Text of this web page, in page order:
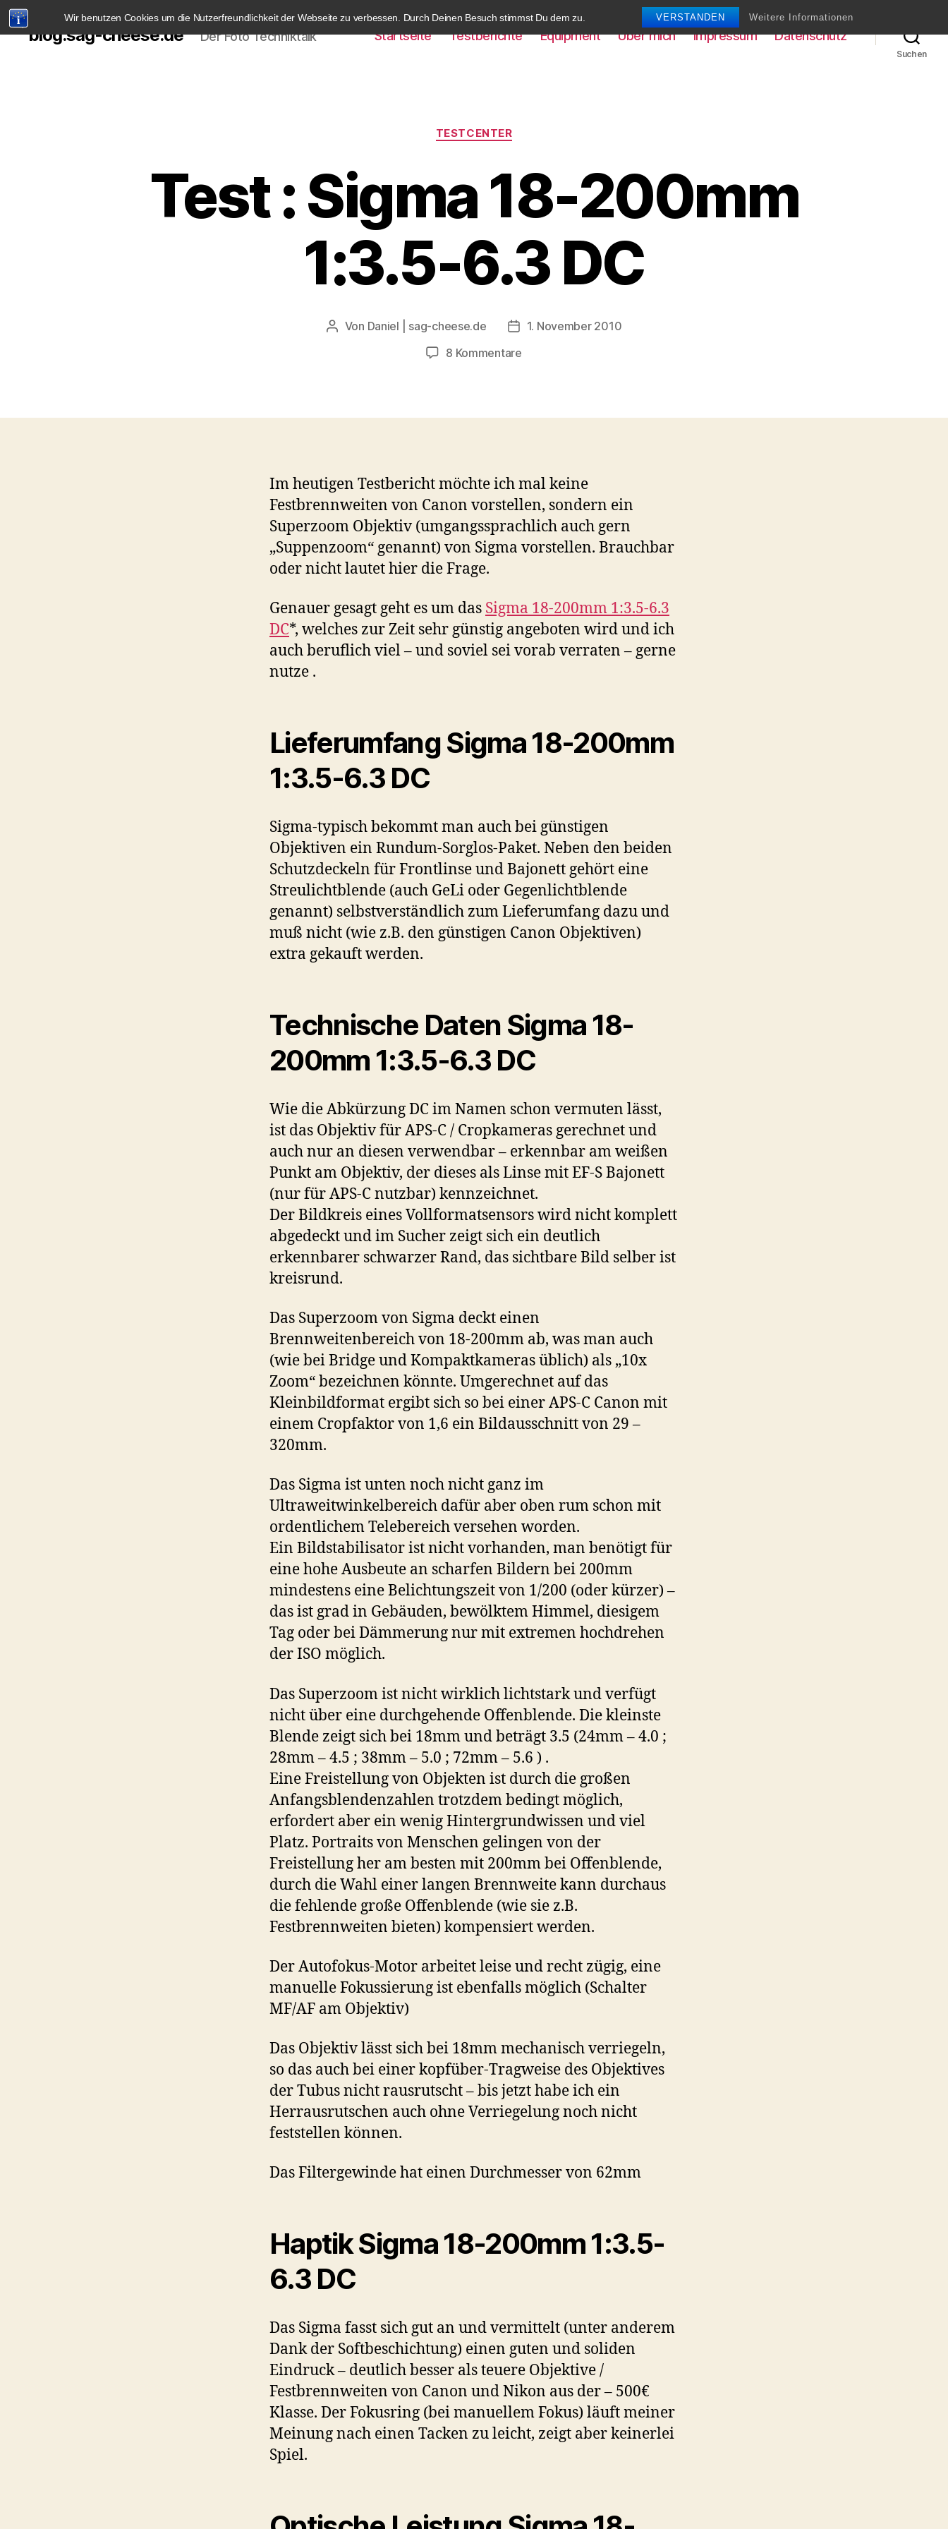
Wir benutzen Cookies um die Nutzerfreundlichkeit der Webseite zu verbessen. Durch Deinen Besuch stimmst Du dem zu. VERSTANDEN Weitere Informationen
blog.sag-cheese.de Der Foto Techniktalk Startseite Testberichte Equipment Über mich Impressum Datenschutz
Suchen
Kategorien
TESTCENTER
Test : Sigma 18-200mm
1:3.5-6.3 DC
Beitragsautor
Von Daniel | sag-cheese.de Beitragsdatum
1. November 2010
8 Kommentarezu
18-
DC
Im heutigen Testbericht möchte ich mal keine
Festbrennweiten von Canon vorstellen, sondern ein
Superzoom Objektiv (umgangssprachlich auch gern
„Suppenzoom“ genannt) von Sigma vorstellen. Brauchbar
oder nicht lautet hier die Frage.
Genauer gesagt geht es um das Sigma 18-200mm 1:3.5-6.3
DC*, welches zur Zeit sehr günstig angeboten wird und ich
auch beruflich viel – und soviel sei vorab verraten – gerne
nutze .
Lieferumfang Sigma 18-200mm
1:3.5-6.3 DC
Sigma-typisch bekommt man auch bei günstigen
Objektiven ein Rundum-Sorglos-Paket. Neben den beiden
Schutzdeckeln für Frontlinse und Bajonett gehört eine
Streulichtblende (auch GeLi oder Gegenlichtblende
genannt) selbstverständlich zum Lieferumfang dazu und
muß nicht (wie z.B. den günstigen Canon Objektiven)
extra gekauft werden.
Technische Daten Sigma 18-
200mm 1:3.5-6.3 DC
Wie die Abkürzung DC im Namen schon vermuten lässt,
ist das Objektiv für APS-C / Cropkameras gerechnet und
auch nur an diesen verwendbar – erkennbar am weißen
Punkt am Objektiv, der dieses als Linse mit EF-S Bajonett
(nur für APS-C nutzbar) kennzeichnet.
Der Bildkreis eines Vollformatsensors wird nicht komplett
abgedeckt und im Sucher zeigt sich ein deutlich
erkennbarer schwarzer Rand, das sichtbare Bild selber ist
kreisrund.
Das Superzoom von Sigma deckt einen
Brennweitenbereich von 18-200mm ab, was man auch
(wie bei Bridge und Kompaktkameras üblich) als „10x
Zoom“ bezeichnen könnte. Umgerechnet auf das
Kleinbildformat ergibt sich so bei einer APS-C Canon mit
einem Cropfaktor von 1,6 ein Bildausschnitt von 29 –
320mm.
Das Sigma ist unten noch nicht ganz im
Ultraweitwinkelbereich dafür aber oben rum schon mit
ordentlichem Telebereich versehen worden.
Ein Bildstabilisator ist nicht vorhanden, man benötigt für
eine hohe Ausbeute an scharfen Bildern bei 200mm
mindestens eine Belichtungszeit von 1/200 (oder kürzer) –
das ist grad in Gebäuden, bewölktem Himmel, diesigem
Tag oder bei Dämmerung nur mit extremen hochdrehen
der ISO möglich.
Das Superzoom ist nicht wirklich lichtstark und verfügt
nicht über eine durchgehende Offenblende. Die kleinste
Blende zeigt sich bei 18mm und beträgt 3.5 (24mm – 4.0 ;
28mm – 4.5 ; 38mm – 5.0 ; 72mm – 5.6 ) .
Eine Freistellung von Objekten ist durch die großen
Anfangsblendenzahlen trotzdem bedingt möglich,
erfordert aber ein wenig Hintergrundwissen und viel
Platz. Portraits von Menschen gelingen von der
Freistellung her am besten mit 200mm bei Offenblende,
durch die Wahl einer langen Brennweite kann durchaus
die fehlende große Offenblende (wie sie z.B.
Festbrennweiten bieten) kompensiert werden.
Der Autofokus-Motor arbeitet leise und recht zügig, eine
manuelle Fokussierung ist ebenfalls möglich (Schalter
MF/AF am Objektiv)
Das Objektiv lässt sich bei 18mm mechanisch verriegeln,
so das auch bei einer kopfüber-Tragweise des Objektives
der Tubus nicht rausrutscht – bis jetzt habe ich ein
Herrausrutschen auch ohne Verriegelung noch nicht
feststellen können.
Das Filtergewinde hat einen Durchmesser von 62mm
Haptik Sigma 18-200mm 1:3.5-
6.3 DC
Das Sigma fasst sich gut an und vermittelt (unter anderem
Dank der Softbeschichtung) einen guten und soliden
Eindruck – deutlich besser als teuere Objektive /
Festbrennweiten von Canon und Nikon aus der – 500€
Klasse. Der Fokusring (bei manuellem Fokus) läuft meiner
Meinung nach einen Tacken zu leicht, zeigt aber keinerlei
Spiel.